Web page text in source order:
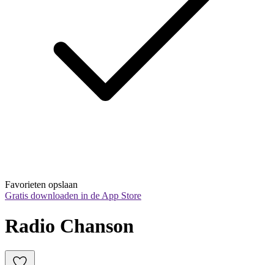
Favorieten opslaan
Gratis downloaden in de App Store
Radio Chanson